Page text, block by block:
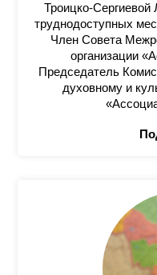
Троицко-
труднодоступных
Член Совета
организации
Председатель
духовному и